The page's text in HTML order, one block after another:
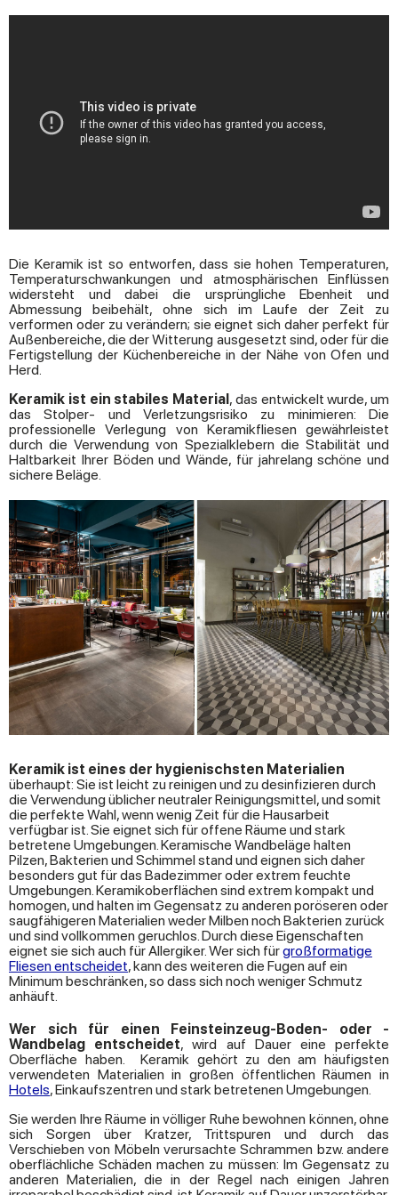
Die Keramik ist so entworfen, dass sie hohen Temperaturen,
Temperaturschwankungen und atmosphärischen Einflüssen
widersteht und dabei die ursprüngliche Ebenheit und
Abmessung beibehält, ohne sich im Laufe der Zeit zu
verformen oder zu verändern; sie eignet sich daher perfekt für
Außenbereiche, die der Witterung ausgesetzt sind, oder für die
Fertigstellung der Küchenbereiche in der Nähe von Ofen und
Herd.
Keramik ist ein stabiles Material, das entwickelt wurde, um
das Stolper- und Verletzungsrisiko zu minimieren: Die
professionelle Verlegung von Keramikfliesen gewährleistet
durch die Verwendung von Spezialklebern die Stabilität und
Haltbarkeit Ihrer Böden und Wände, für jahrelang schöne und
sichere Beläge.
Keramik ist eines der hygienischsten Materialien
überhaupt: Sie ist leicht zu reinigen und zu desinfizieren durch
die Verwendung üblicher neutraler Reinigungsmittel, und somit
die perfekte Wahl, wenn wenig Zeit für die Hausarbeit
verfügbar ist. Sie eignet sich für offene Räume und stark
betretene Umgebungen. Keramische Wandbeläge halten
Pilzen, Bakterien und Schimmel stand und eignen sich daher
besonders gut für das Badezimmer oder extrem feuchte
Umgebungen. Keramikoberflächen sind extrem kompakt und
homogen, und halten im Gegensatz zu anderen poröseren oder
saugfähigeren Materialien weder Milben noch Bakterien zurück
und sind vollkommen geruchlos. Durch diese Eigenschaften
eignet sie sich auch für Allergiker. Wer sich fürgroßformatige
Fliesen entscheidet, kann des weiteren die Fugen auf ein
Minimum beschränken, so dass sich noch weniger Schmutz
anhäuft.
Wer sich für einen Feinsteinzeug-Boden- oder -
Wandbelag entscheidet, wird auf Dauer eine perfekte
Oberfläche haben. Keramik gehört zu den am häufigsten
verwendeten Materialien in großen öffentlichen Räumen in
Hotels, Einkaufszentren und stark betretenen Umgebungen.
Sie werden Ihre Räume in völliger Ruhe bewohnen können, ohne
sich Sorgen über Kratzer, Trittspuren und durch das
Verschieben von Möbeln verursachte Schrammen bzw. andere
oberflächliche Schäden machen zu müssen: Im Gegensatz zu
anderen Materialien, die in der Regel nach einigen Jahren